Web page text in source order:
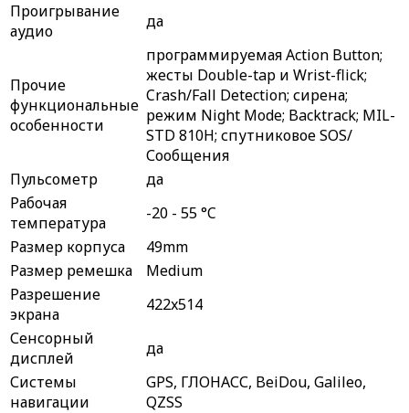
Проигрывание
аудио
да
Прочие
функциональные
особенности
программируемая Action Button;
жесты Double-tap и Wrist-flick;
Crash/Fall Detection; сирена;
режим Night Mode; Backtrack; MIL-
STD 810H; спутниковое SOS/
Сообщения
Пульсометр
да
Рабочая
температура
-20 - 55 °C
Размер корпуса
49mm
Размер ремешка
Medium
Разрешение
экрана
422x514
Сенсорный
дисплей
да
Системы
навигации
GPS, ГЛОНАСС, BeiDou, Galileo,
QZSS